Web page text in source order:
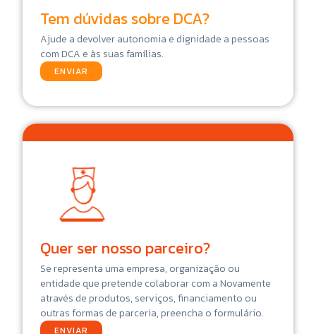
Tem dúvidas sobre DCA?
Ajude a devolver autonomia e dignidade a pessoas
com DCA e às suas famílias.
ENVIAR
Quer ser nosso parceiro?
Se representa uma empresa, organização ou
entidade que pretende colaborar com a Novamente
através de produtos, serviços, financiamento ou
outras formas de parceria, preencha o formulário.
ENVIAR